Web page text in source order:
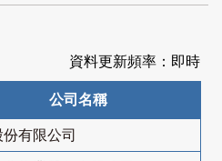
資料更新頻率：即時
公司名稱
有限公司